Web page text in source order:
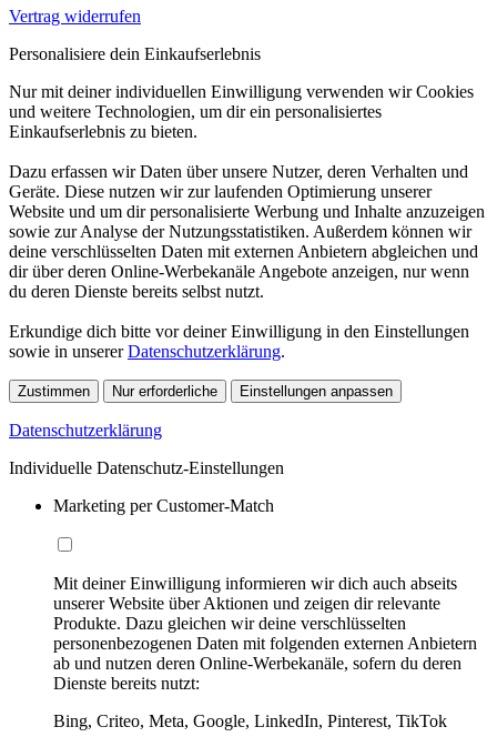
Vertrag widerrufen
Personalisiere dein Einkaufserlebnis
Nur mit deiner individuellen Einwilligung verwenden wir Cookies
und weitere Technologien, um dir ein personalisiertes
Einkaufserlebnis zu bieten.
Dazu erfassen wir Daten über unsere Nutzer, deren Verhalten und
Geräte. Diese nutzen wir zur laufenden Optimierung unserer
Website und um dir personalisierte Werbung und Inhalte anzuzeigen
sowie zur Analyse der Nutzungsstatistiken. Außerdem können wir
deine verschlüsselten Daten mit externen Anbietern abgleichen und
dir über deren Online-Werbekanäle Angebote anzeigen, nur wenn
du deren Dienste bereits selbst nutzt.
Erkundige dich bitte vor deiner Einwilligung in den Einstellungen
sowie in unsererDatenschutzerklärung.
Zustimmen Nur erforderliche Einstellungen anpassen
Datenschutzerklärung
Individuelle Datenschutz-Einstellungen
Marketing per Customer-Match
Mit deiner Einwilligung informieren wir dich auch abseits
unserer Website über Aktionen und zeigen dir relevante
Produkte. Dazu gleichen wir deine verschlüsselten
personenbezogenen Daten mit folgenden externen Anbietern
ab und nutzen deren Online-Werbekanäle, sofern du deren
Dienste bereits nutzt:
Bing, Criteo, Meta, Google, LinkedIn, Pinterest, TikTok